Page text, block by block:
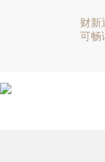
财新
可畅